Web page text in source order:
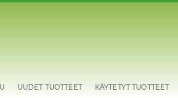
UUDET TUOTTEET KÄYTETYT TUOTTEET